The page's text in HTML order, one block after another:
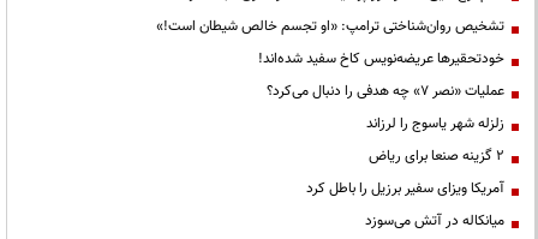
تشخیص روان‌شناختی ترامپ: «او تجسم خالص شیطان است!»
خودتحقیرها عریضه‌نویس کاخ سفید شده‌اند!
عملیات «نصر ۷» چه هدفی را دنبال می‌کرد؟
زلزله شهر یاسوج را لرزاند
۲ گزینه صنعا برای ریاض
آمریکا ویزای سفیر برزیل را باطل کرد
میانکاله در آتش می‌سوزد